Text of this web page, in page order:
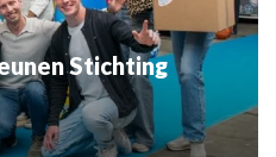
Stichting